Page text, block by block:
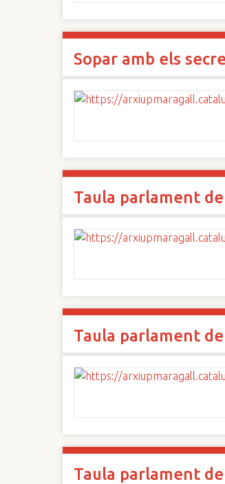
Sopar amb els
Taula parlament
Taula parlament
Taula parlament